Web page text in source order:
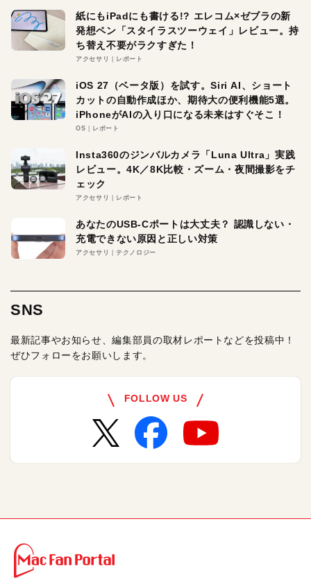
紙にもiPadにも書ける!? エレコム×ゼブラの新
発想ペン「スタイラスツーウェイ」レビュー。持
ち替え不要がラクすぎた！
アクセサリ レポート
iOS 27（ベータ版）を試す。Siri AI、ショート
カットの自動作成ほか、期待大の便利機能5選。
iPhoneがAIの入り口になる未来はすぐそこ！
OS レポート
Insta360のジンバルカメラ「Luna Ultra」実践
レビュー。4K／8K比較・ズーム・夜間撮影をチ
ェック
アクセサリ レポート
あなたのUSB-Cポートは大丈夫？ 認識しない・
充電できない原因と正しい対策
アクセサリ テクノロジー
SNS
最新記事やお知らせ、編集部員の取材レポートなどを投稿中！
ぜひフォローをお願いします。
FOLLOW US